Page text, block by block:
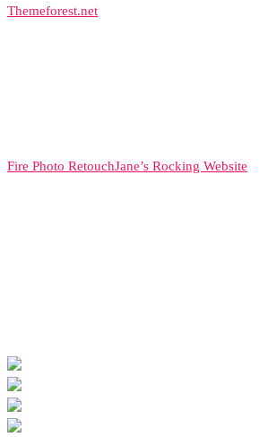
Themeforest.net
Fire Photo RetouchJane’s Rocking Website